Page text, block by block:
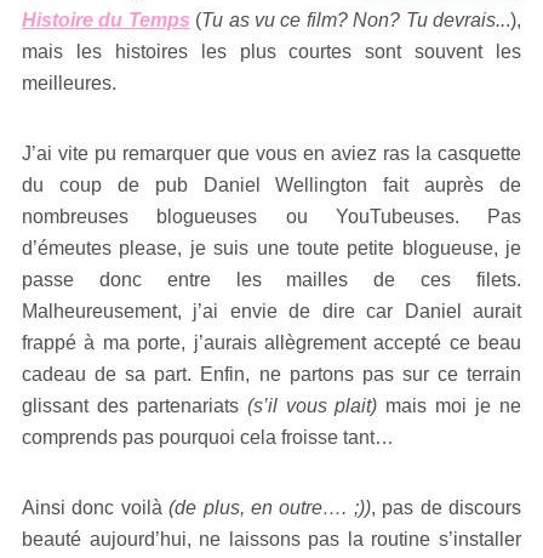
Histoire du Temps (Tu as vu ce film? Non? Tu devrais...),
mais les histoires les plus courtes sont souvent les
meilleures.
J’ai vite pu remarquer que vous en aviez ras la casquette
du coup de pub Daniel Wellington fait auprès de
nombreuses blogueuses ou YouTubeuses. Pas
d’émeutes please, je suis une toute petite blogueuse, je
passe donc entre les mailles de ces filets.
Malheureusement, j’ai envie de dire car Daniel aurait
frappé à ma porte, j’aurais allègrement accepté ce beau
cadeau de sa part. Enfin, ne partons pas sur ce terrain
glissant des partenariats (s’il vous plait) mais moi je ne
comprends pas pourquoi cela froisse tant…
Ainsi donc voilà(de plus, en outre…. ;)), pas de discours
beauté aujourd’hui, ne laissons pas la routine s’installer